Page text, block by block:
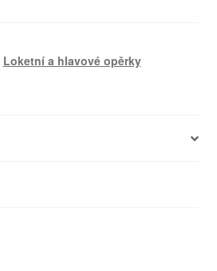
Loketní a hlavové opěrky